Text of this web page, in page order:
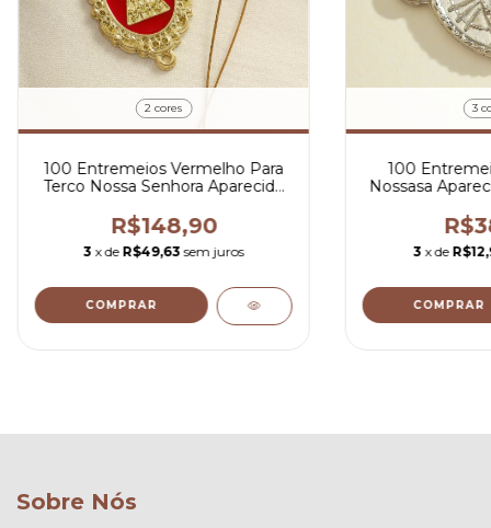
2 cores
100 Entremeios Vermelho Para
Terco Nossa Senhora Aparecida
R$148,90
3 x de R$49,63 sem juros
COMPRAR
3
100
Nossasa
3 x de
COMPRAR
Sobre Nós